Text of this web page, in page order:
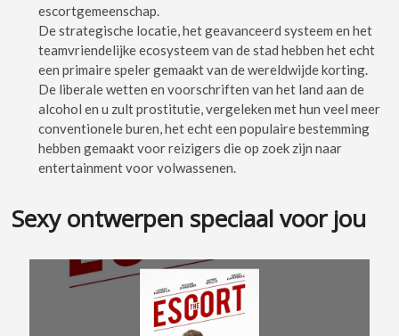
escortgemeenschap.
De strategische locatie, het geavanceerd systeem en het
teamvriendelijke ecosysteem van de stad hebben het echt
een primaire speler gemaakt van de wereldwijde korting.
De liberale wetten en voorschriften van het land aan de
alcohol en u zult prostitutie, vergeleken met hun veel meer
conventionele buren, het echt een populaire bestemming
hebben gemaakt voor reizigers die op zoek zijn naar
entertainment voor volwassenen.
Sexy ontwerpen speciaal voor jou